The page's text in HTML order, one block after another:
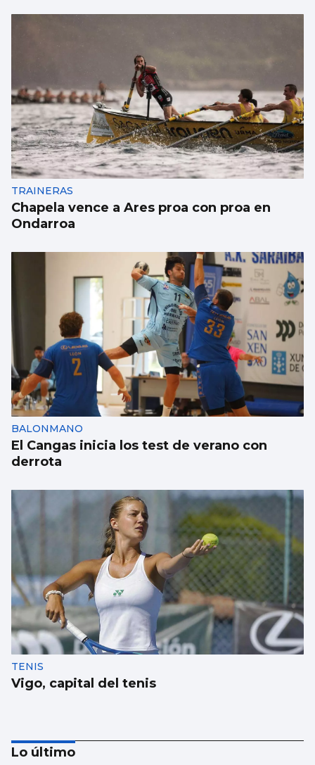
TRAINERAS
Chapela vence a Ares proa con proa en
Ondarroa
BALONMANO
El Cangas inicia los test de verano con
derrota
TENIS
Vigo, capital del tenis
Lo último